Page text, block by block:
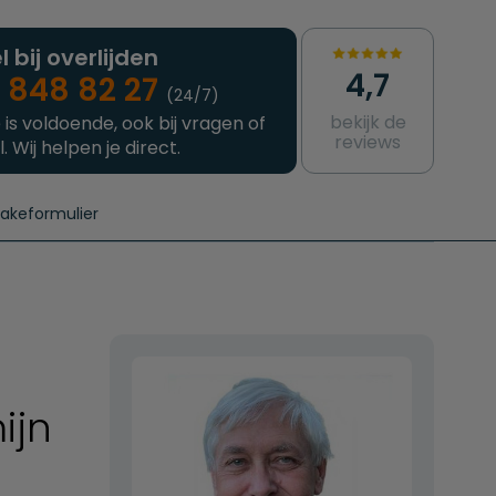
bij overlijden
82 27 (24/7)
voldoende, ook bij vragen of
Wij helpen je direct.
4,7
bekijk de
reviews